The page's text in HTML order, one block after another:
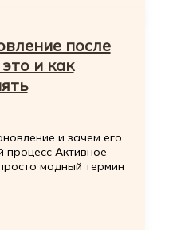
после
и как
и зачем его
процесс Активное
модный термин